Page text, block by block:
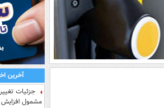
آخرین
جزئیات
مشمول